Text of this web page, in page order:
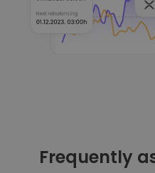
Frequently